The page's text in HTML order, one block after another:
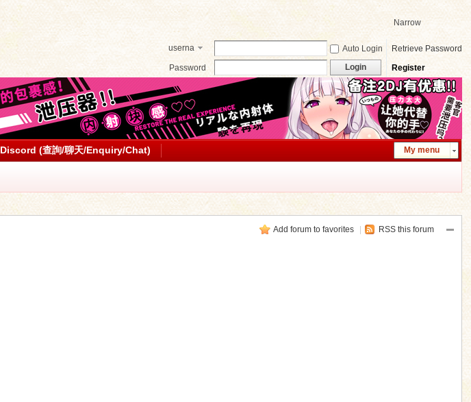
Narrow
userna
Auto Login
Retrieve Password
Password
Login Register
My menu
Discord (查詢/聊天/Enquiry/Chat)
Add forum to favorites RSS this forum